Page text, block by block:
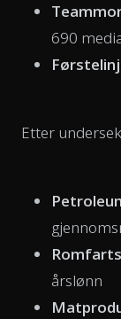
690
Etter
årslønn